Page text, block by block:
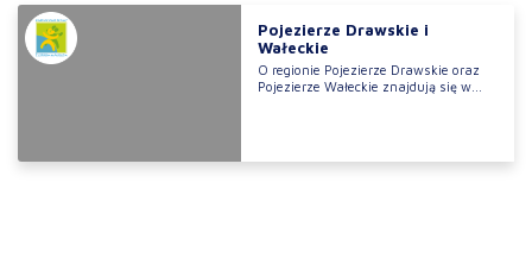
Pojezierze Drawskie i
Wałeckie
O regionie Pojezierze Drawskie oraz
Pojezierze Wałeckie znajdują się w...